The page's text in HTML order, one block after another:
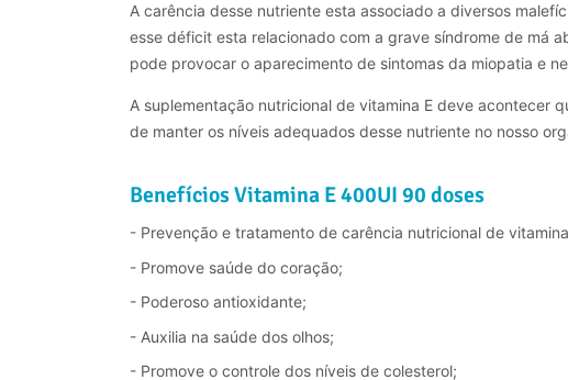
A carência desse nutriente esta associado a diversos
esse déficit esta relacionado com a grave síndrome de má
pode provocar o aparecimento de sintomas da miopatia e
A suplementação nutricional de vitamina E deve acontecer
de manter os níveis adequados desse nutriente no nosso
Benefícios Vitamina E 400UI 90 doses
- Prevenção e tratamento de carência nutricional de
- Promove saúde do coração;
- Poderoso antioxidante;
- Auxilia na saúde dos olhos;
- Promove o controle dos níveis de colesterol;